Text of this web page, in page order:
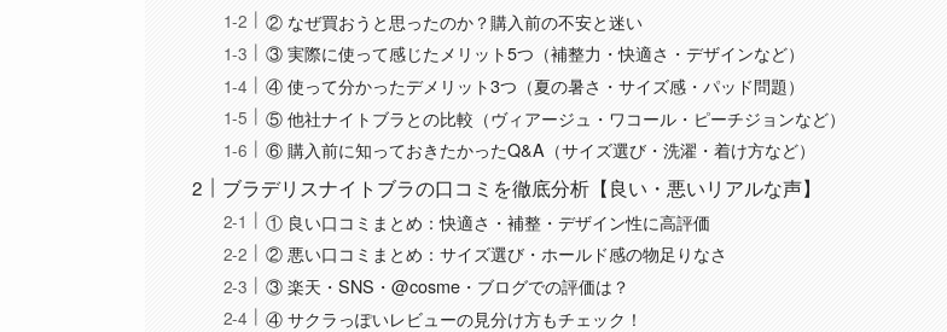
② なぜ買おうと思ったのか？購入前の不安と迷い
③ 実際に使って感じたメリット5つ（補整力・快適さ・デザインなど）
④ 使って分かったデメリット3つ（夏の暑さ・サイズ感・パッド問題）
⑤ 他社ナイトブラとの比較（ヴィアージュ・ワコール・ピーチジョンなど）
⑥ 購入前に知っておきたかったQ&A（サイズ選び・洗濯・着け方など）
ブラデリスナイトブラの口コミを徹底分析【良い・悪いリアルな声】
① 良い口コミまとめ：快適さ・補整・デザイン性に高評価
② 悪い口コミまとめ：サイズ選び・ホールド感の物足りなさ
③ 楽天・SNS・@cosme・ブログでの評価は？
④ サクラっぽいレビューの見分け方もチェック！